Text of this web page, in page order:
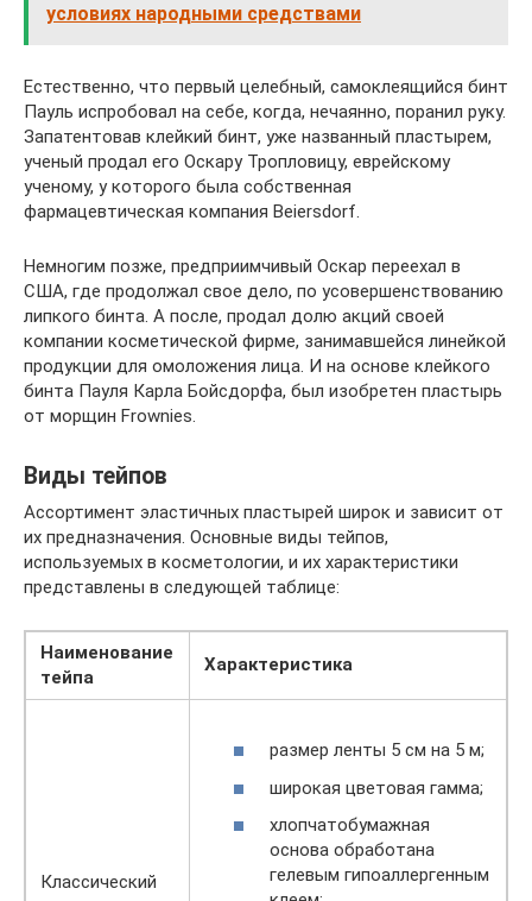
условиях народными средствами
Естественно, что первый целебный, самоклеящийся бинт
Пауль испробовал на себе, когда, нечаянно, поранил руку.
Запатентовав клейкий бинт, уже названный пластырем,
ученый продал его Оскару Тропловицу, еврейскому
ученому, у которого была собственная
фармацевтическая компания Beiersdorf.
Немногим позже, предприимчивый Оскар переехал в
США, где продолжал свое дело, по усовершенствованию
липкого бинта. А после, продал долю акций своей
компании косметической фирме, занимавшейся линейкой
продукции для омоложения лица. И на основе клейкого
бинта Пауля Карла Бойсдорфа, был изобретен пластырь
от морщин Frownies.
Виды тейпов
Ассортимент эластичных пластырей широк и зависит от
их предназначения. Основные виды тейпов,
используемых в косметологии, и их характеристики
представлены в следующей таблице:
Наименование
тейпа
Характеристика
Классический
размер ленты 5 см на 5 м;
широкая цветовая гамма;
хлопчатобумажная
основа обработана
гелевым гипоаллергенным